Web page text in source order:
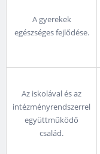
A gyerekek
egészséges fejlődése.
Az iskolával és az
intézményrendszerrel
együttműködő
család.